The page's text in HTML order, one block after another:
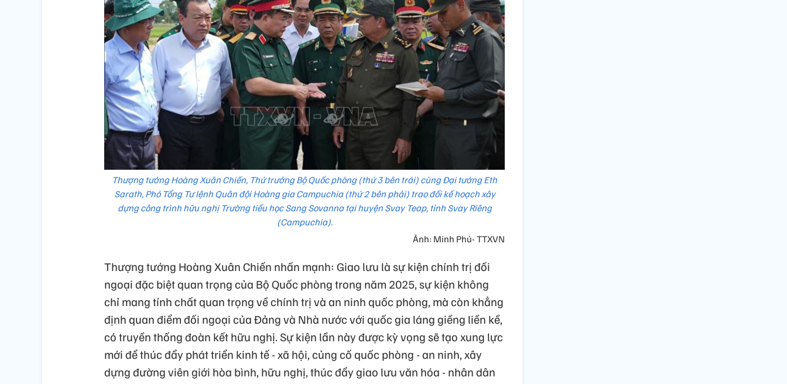
Thượng tướng Hoàng Xuân Chiến, Thứ trưởng Bộ Quốc phòng (thứ 3 bên trái) cùng Đại tướng Eth
Sarath, Phó Tổng Tư lệnh Quân đội Hoàng gia Campuchia (thứ 2 bên phải) trao đổi kế hoạch xây
dựng công trình hữu nghị Trường tiểu học Sang Sovanna tại huyện Svay Teap, tỉnh Svay Riêng
(Campuchia).
Ảnh: Minh Phú- TTXVN
Thượng tướng Hoàng Xuân Chiến nhấn mạnh: Giao lưu là sự kiện chính trị đối
ngoại đặc biệt quan trọng của Bộ Quốc phòng trong năm 2025, sự kiện không
chỉ mang tính chất quan trọng về chính trị và an ninh quốc phòng, mà còn khẳng
định quan điểm đối ngoại của Đảng và Nhà nước với quốc gia láng giềng liền kề,
có truyền thống đoàn kết hữu nghị. Sự kiện lần này được kỳ vọng sẽ tạo xung lực
mới để thúc đẩy phát triển kinh tế - xã hội, củng cố quốc phòng - an ninh, xây
dựng đường viên giới hòa bình, hữu nghị, thúc đẩy giao lưu văn hóa - nhân dân